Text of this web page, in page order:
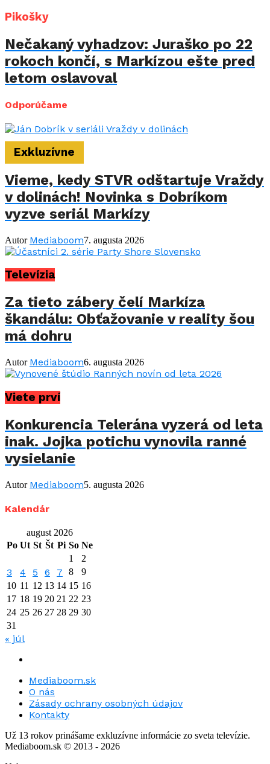
Pikošky
Nečakaný vyhadzov: Juraško po 22
rokoch končí, s Markízou ešte pred
letom oslavoval
Odporúčame
Exkluzívne
Vieme, kedy STVR odštartuje Vraždy
v dolinách! Novinka s Dobríkom
vyzve seriál Markízy
Autor Mediaboom7. augusta 2026
Televízia
Za tieto zábery čelí Markíza
škandálu: Obťažovanie v reality šou
má dohru
Autor Mediaboom6. augusta 2026
Viete prví
Konkurencia Telerána vyzerá od leta
inak. Jojka potichu vynovila ranné
vysielanie
Autor Mediaboom5. augusta 2026
Kalendár
august 2026
Po Ut St Št Pi So Ne
1
2
3 4 5 6 7 8
9
10 11 12 13 14 15 16
17 18 19 20 21 22 23
24 25 26 27 28 29 30
31
« júl
Mediaboom.sk
O nás
Zásady ochrany osobných údajov
Kontakty
Už 13 rokov prinášame exkluzívne informácie zo sveta televízie.
Mediaboom.sk © 2013 - 2026